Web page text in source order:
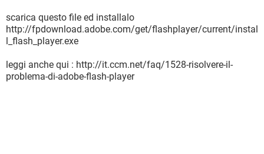
scarica questo file ed installalo
http://fpdownload.adobe.com/get/flashplayer/current/instal
l_flash_player.exe
leggi anche qui : http://it.ccm.net/faq/1528-risolvere-il-
problema-di-adobe-flash-player